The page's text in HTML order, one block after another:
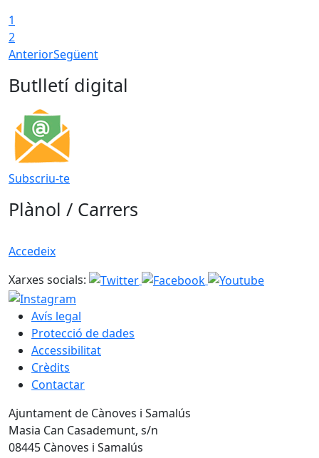
1
2
AnteriorSegüent
Butlletí digital
Subscriu-te
Plànol / Carrers
Accedeix
Xarxes socials:
Avís legal
Protecció de dades
Accessibilitat
Crèdits
Contactar
Ajuntament de Cànoves i Samalús
Masia Can Casademunt, s/n
08445 Cànoves i Samalús